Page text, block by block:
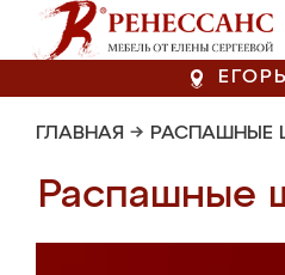
ГЛАВНАЯ → РАСПАШНЫЕ
Распашные